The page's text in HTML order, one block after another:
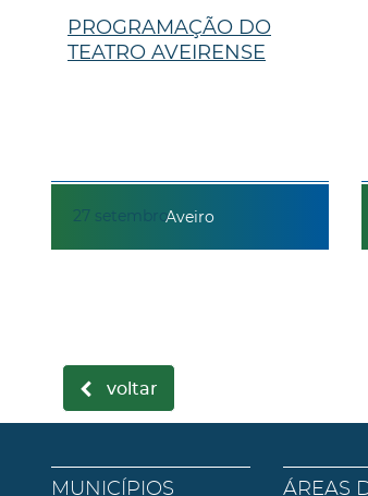
27 setembro
PROGRAMAÇÃO DO
TEATRO AVEIRENSE
Aveiro
voltar
MUNICÍPIOS
ÁREAS